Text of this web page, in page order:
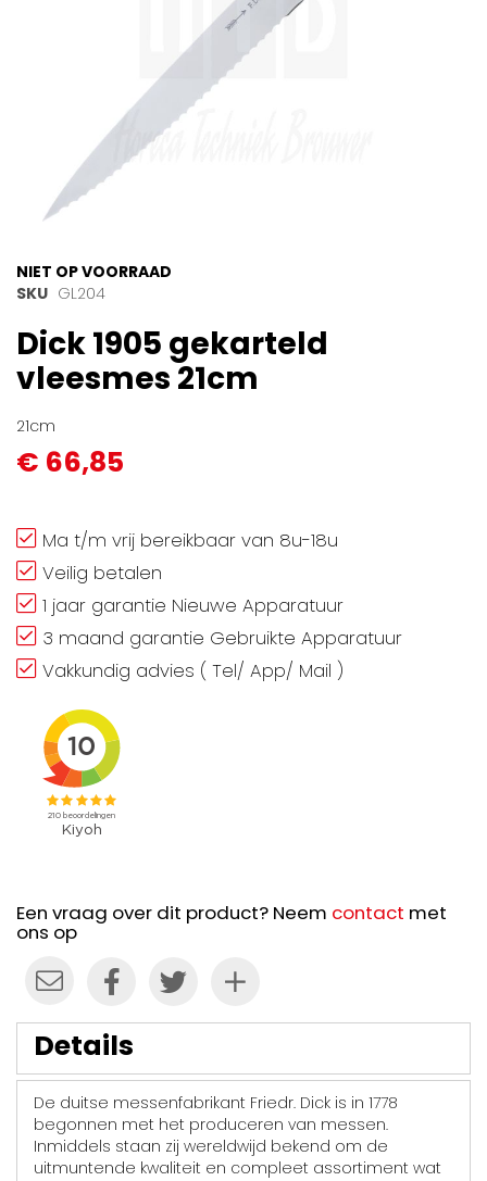
Ga
naar
begin
van
de
gallerij
NIET OP VOORRAAD
SKU GL204
Dick 1905 gekarteld
vleesmes 21cm
21cm
€ 66,85
Ma t/m vrij bereikbaar van 8u-18u
Veilig betalen
1 jaar garantie Nieuwe Apparatuur
3 maand garantie Gebruikte Apparatuur
Vakkundig advies ( Tel/ App/ Mail )
Een vraag over dit product? Neem contact met
ons op
Details
De duitse messenfabrikant Friedr. Dick is in 1778
begonnen met het produceren van messen.
Inmiddels staan zij wereldwijd bekend om de
uitmuntende kwaliteit en compleet assortiment wat